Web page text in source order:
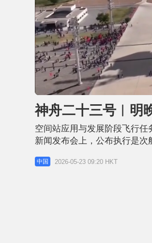
U
n
u
e
神舟二十三号︱明
空间站应用与发展阶段飞行
新闻发布会上，公布执行是
察黎家盈入选，成为香港首
新闻发言人介绍，经研究决
中国 2026-05-23 09:20 HKT